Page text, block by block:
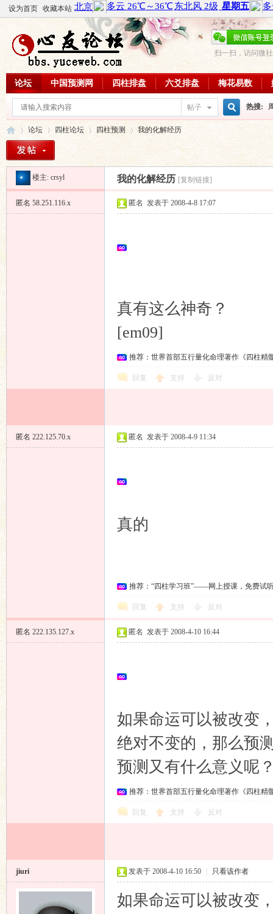
设为首页 收藏本站
扫一扫，访问微
论坛 中国预测网 四柱排盘 六爻排盘 梅花易数
帖子 热搜:
周易教
每日一
论
»
论坛
›
四柱论坛 四柱预测
›
我的化解经历
楼主: crsyl 我的化解经历 [复制链接]
匿名 58.251.116.x 匿名 发表于 2008-4-8 17:07
真有这么神奇？
[em09]
推荐：世界首部五行量化命理著作《四柱精
回复 支持 反对
匿名 222.125.70.x 匿名 发表于 2008-4-9 11:34
真的
推荐：“四柱学习班”——网上授课，免费试
回复 支持 反对
匿名 222.135.127.x 匿名 发表于 2008-4-10 16:44
如果命运可以被改变
绝对不变的，那么预
预测又有什么意义呢
推荐：世界首部五行量化命理著作《四柱精
回复 支持 反对
jiuri 发表于 2008-4-10 16:50 只看该作者
如果命运可以被改变